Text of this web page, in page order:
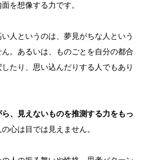
を想像する力です。
人というのは、夢見がちな人という
。あるいは、ものごとを自分の都合
たり、思い込んだりする人でもあり
、見えないものを推測する力をもっ
の心は目では見えません。